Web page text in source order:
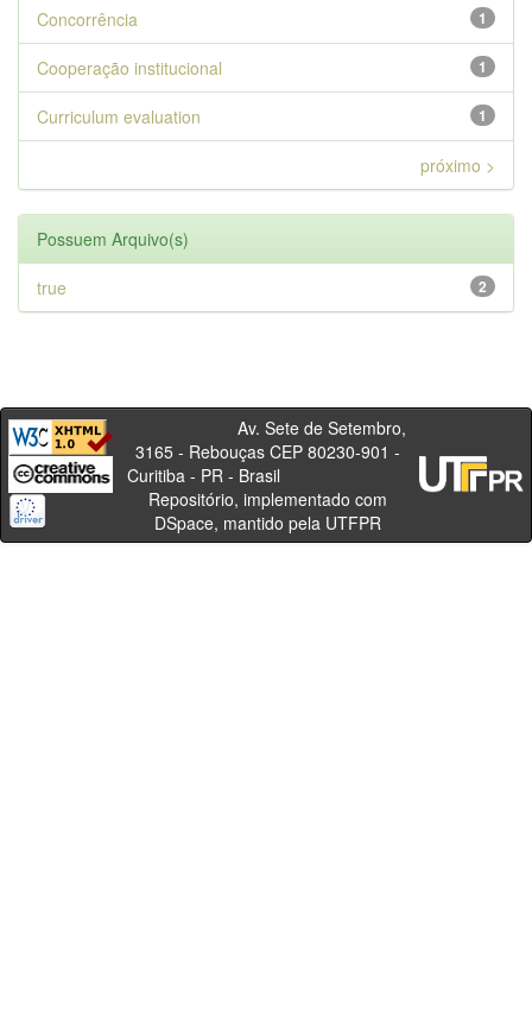
1
Concorrência
1
Cooperação institucional
1
Curriculum evaluation
próximo >
Possuem Arquivo(s)
2
true
Av. Sete de Setembro,
3165 - Rebouças CEP 80230-901 -
Curitiba - PR - Brasil
Repositório, implementado com
DSpace, mantido pela UTFPR